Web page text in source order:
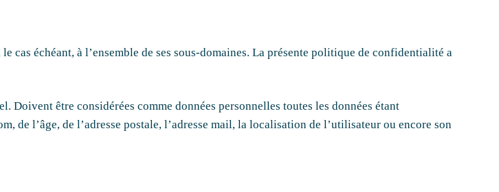
échéant, à l’ensemble de ses sous-domaines. La présente politique de confidentialité a
Doivent être considérées comme données personnelles toutes les données étant
de l’âge, de l’adresse postale, l’adresse mail, la localisation de l’utilisateur ou encore son